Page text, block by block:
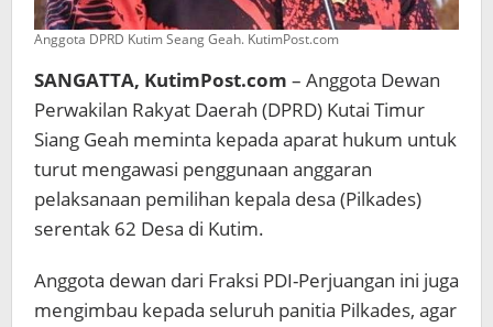
Anggota DPRD Kutim Seang Geah. KutimPost.com
SANGATTA, KutimPost.com – Anggota Dewan
Perwakilan Rakyat Daerah (DPRD) Kutai Timur
Siang Geah meminta kepada aparat hukum untuk
turut mengawasi penggunaan anggaran
pelaksanaan pemilihan kepala desa (Pilkades)
serentak 62 Desa di Kutim.
Anggota dewan dari Fraksi PDI-Perjuangan ini juga
mengimbau kepada seluruh panitia Pilkades, agar